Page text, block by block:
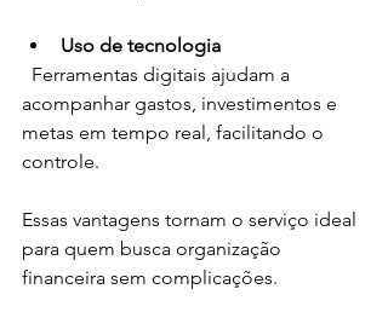
Uso de tecnologia
acompanhar gastos, investimentos e
metas em tempo real, facilitando o
controle.
Essas vantagens tornam o serviço ideal
para quem busca organização
financeira sem complicações.